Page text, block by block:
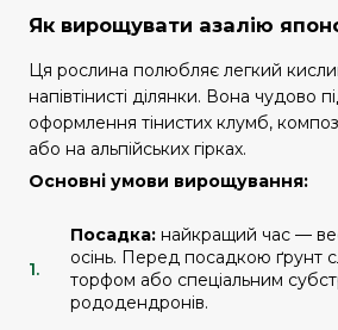
Як вирощувати азалію
Ця рослина полюбляє легкий
напівтінисті ділянки. Вона чудово
оформлення тінистих клумб,
або на альпійських гірках.
Основні умови вирощування:
Посадка: найкращий час —
осінь. Перед посадкою ґрунт
торфом або спеціальним
рододендронів.